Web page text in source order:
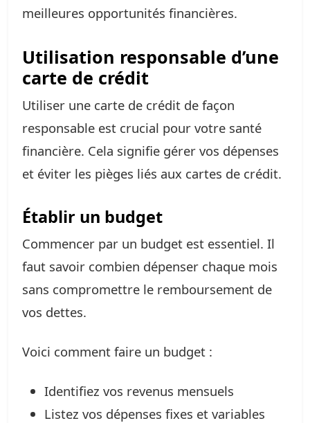
meilleures opportunités financières.
Utilisation responsable d’une
carte de crédit
Utiliser une carte de crédit de façon
responsable est crucial pour votre santé
financière. Cela signifie gérer vos dépenses
et éviter les pièges liés aux cartes de crédit.
Établir un budget
Commencer par un budget est essentiel. Il
faut savoir combien dépenser chaque mois
sans compromettre le remboursement de
vos dettes.
Voici comment faire un budget :
Identifiez vos revenus mensuels
Listez vos dépenses fixes et variables